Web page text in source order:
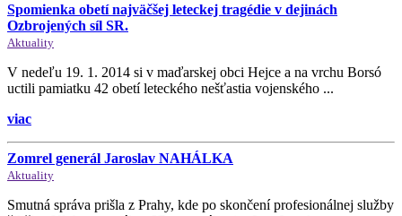
Spomienka obetí najväčšej leteckej tragédie v dejinách
Ozbrojených síl SR.
Aktuality
V nedeľu 19. 1. 2014 si v maďarskej obci Hejce a na vrchu Borsó
uctili pamiatku 42 obetí leteckého nešťastia vojenského ...
viac
Zomrel generál Jaroslav NAHÁLKA
Aktuality
Smutná správa prišla z Prahy, kde po skončení profesionálnej služby